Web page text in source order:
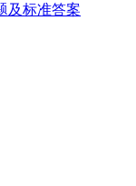
及标准答案